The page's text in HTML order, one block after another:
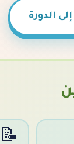
الدورة
📝